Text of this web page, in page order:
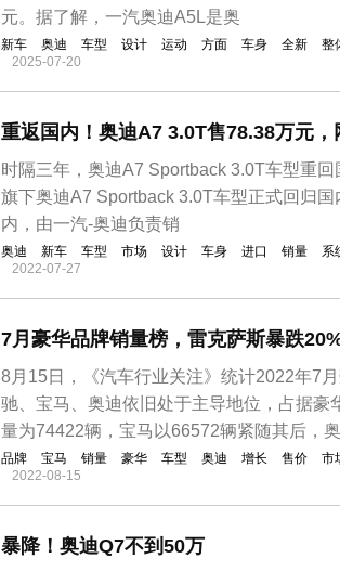
元。据了解，一汽奥迪A5L是奥
新车 奥迪 车型 设计 运动 方面 车身 全新 整
2025-07-20
重返国内！奥迪A7 3.0T售78.38万元
时隔三年，奥迪A7 Sportback 3.0T车型重
旗下奥迪A7 Sportback 3.0T车型正式回归
内，由一汽-奥迪负责销
奥迪 新车 车型 市场 设计 车身 进口 销量 系
2022-07-27
7月豪华品牌销量榜，雷克萨斯暴跌
8月15日，《汽车行业关注》统计2022年7
驰、宝马、奥迪依旧处于主导地位，占据豪
量为74422辆，宝马以66572辆紧随其后，
品牌 宝马 销量 豪华 车型 奥迪 增长 售价 市
2022-08-15
暴降！奥迪Q7不到50万